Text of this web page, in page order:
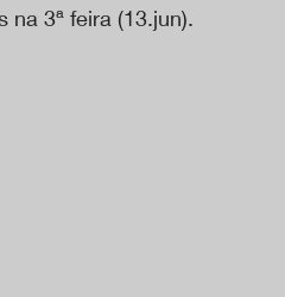
3ª feira (13.jun).